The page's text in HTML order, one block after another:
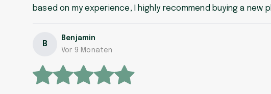
based on my experience, I highly recommend buying a new
B
Benjamin
Vor 9 Monaten